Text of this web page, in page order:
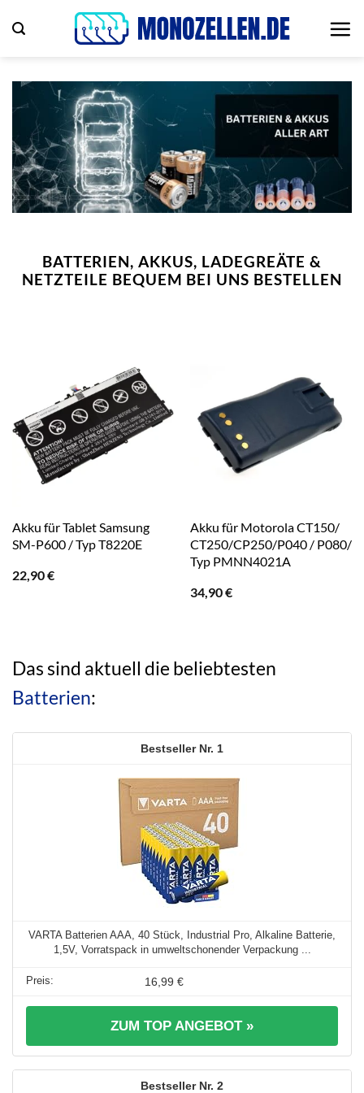
Inhalt
BATTERIEN, AKKUS, LADEGREÄTE &
NETZTEILE BEQUEM BEI UNS BESTELLEN
Akku für Tablet Samsung
SM-P600 / Typ T8220E
22,90€
Akku für Motorola CT150/
CT250/CP250/P040 / P080/
Typ PMNN4021A
34,90€
Das sind aktuell die beliebtesten
Batterien:
1
VARTA Batterien AAA, 40 Stück, Industrial Pro, Alkaline Batterie,
1,5V, Vorratspack in umweltschonender Verpackung ...
16,99 €
ZUM TOP ANGEBOT »
2